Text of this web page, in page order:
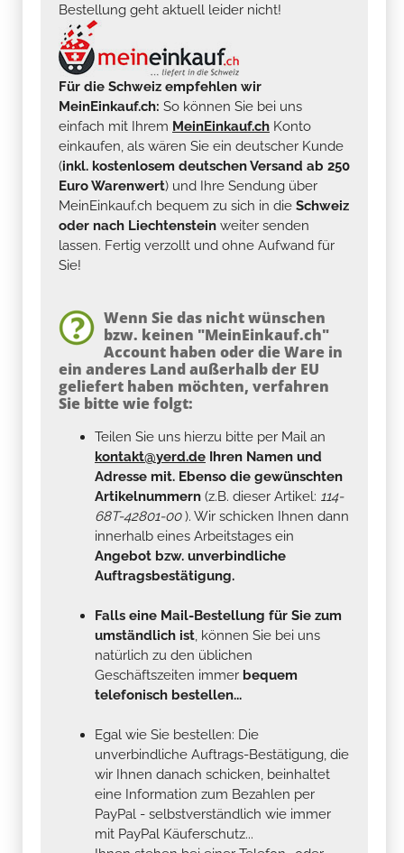
Bestellung geht aktuell leider nicht!
Für die Schweiz empfehlen wir
MeinEinkauf.ch: So können Sie bei uns
einfach mit Ihrem MeinEinkauf.ch Konto
einkaufen, als wären Sie ein deutscher Kunde
(inkl. kostenlosem deutschen Versand ab 250
Euro Warenwert) und Ihre Sendung über
MeinEinkauf.ch bequem zu sich in die Schweiz
oder nach Liechtenstein weiter senden
lassen. Fertig verzollt und ohne Aufwand für
Sie!
Wenn Sie das nicht wünschen
bzw. keinen "MeinEinkauf.ch"
Account haben oder die Ware in
ein anderes Land außerhalb der EU
geliefert haben möchten, verfahren
Sie bitte wie folgt:
Teilen Sie uns hierzu bitte per Mail an
kontakt@yerd.de Ihren Namen und
Adresse mit. Ebenso die gewünschten
Artikelnummern (z.B. dieser Artikel: 114-
68T-42801-00). Wir schicken Ihnen dann
innerhalb eines Arbeitstages ein
Angebot bzw. unverbindliche
Auftragsbestätigung.
Falls eine Mail-Bestellung für Sie zum
umständlich ist, können Sie bei uns
natürlich zu den üblichen
Geschäftszeiten immer bequem
telefonisch bestellen...
Egal wie Sie bestellen: Die
unverbindliche Auftrags-Bestätigung, die
wir Ihnen danach schicken, beinhaltet
eine Information zum Bezahlen per
PayPal - selbstverständlich wie immer
mit PayPal Käuferschutz...